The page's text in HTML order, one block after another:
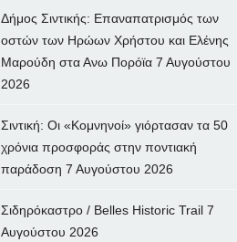
Δήμος Σιντικής: Επαναπατρισμός των
oστών των Ηρώων Χρήστου και Ελένης
Μαρούδη στα Ανω Πορόϊα 7 Αυγούστου
2026
Σιντική: Οι «Κομνηνοί» γιόρτασαν τα 50
χρόνια προσφοράς στην ποντιακή
παράδοση 7 Αυγούστου 2026
Σιδηρόκαστρο / Belles Historic Trail 7
Αυγούστου 2026